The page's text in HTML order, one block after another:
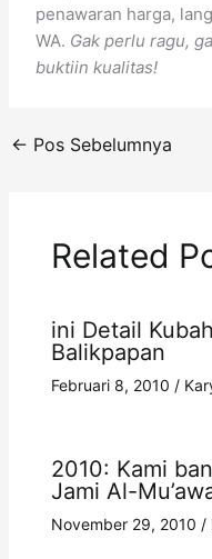
penawaran harga,
WA. Gak perlu ragu,
buktiin kualitas!
← Pos Sebelumnya
Related
ini Detail
Balikpapan
Februari 8, 2010 /
2010: Kami
Jami Al-
November 29, 2010 /